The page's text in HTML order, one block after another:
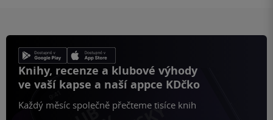
Knihy, recenze a klubové výhody
ve vaší kapse a naší appce KDčko
Každý měsíc společně přečteme tisíce knih